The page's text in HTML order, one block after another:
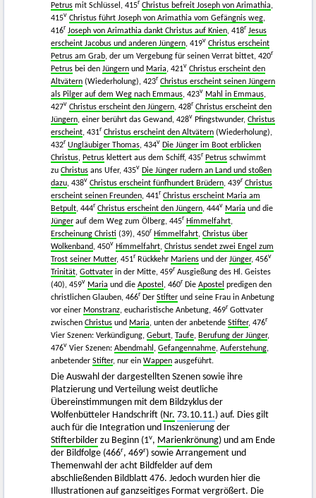
Petrus mit Schlüssel, 415r Christus befreit Joseph von Arimathia,
415v Christus führt Joseph von Arimathia vom Gefängnis weg,
416r Joseph von Arimathia dankt Christus auf Knien, 418r Jesus
erscheint Jacobus und anderen Jüngern, 419v Christus erscheint
Petrus am Grab, der um Vergebung für seinen Verrat bittet, 420r
Petrus bei den Jüngern und Maria, 421v Christus erscheint den
Altvätern (Wiederholung), 423r Christus erscheint seinen Jüngern
als Pilger auf dem Weg nach Emmaus, 423v Mahl in Emmaus,
427v Christus erscheint den Jüngern, 428r Christus erscheint den
Jüngern, einer berührt das Gewand, 428v Pfingstwunder, Christus
erscheint, 431r Christus erscheint den Altvätern (Wiederholung),
432r Ungläubiger Thomas, 434v Die Jünger im Boot erblicken
Christus, Petrus klettert aus dem Schiff, 435r Petrus schwimmt
zu Christus ans Ufer, 435v Die Jünger rudern an Land und stoßen
dazu, 438v Christus erscheint fünfhundert Brüdern, 439r Christus
erscheint seinen Freunden, 441r Christus erscheint Maria am
Betpult, 444r Christus erscheint den Jüngern, 444v Maria und die
Jünger auf dem Weg zum Ölberg, 445r Himmelfahrt,
Erscheinung Christi (39), 450r Himmelfahrt, Christus über
Wolkenband, 450v Himmelfahrt, Christus sendet zwei Engel zum
Trost seiner Mutter, 451r Rückkehr Mariens und der Jünger, 456v
Trinität, Gottvater in der Mitte, 459r Ausgießung des Hl. Geistes
(40), 459v Maria und die Apostel , 460r Die Apostel predigen den
christlichen Glauben, 466r Der Stifter und seine Frau in Anbetung
vor einer Monstranz, eucharistische Anbetung, 469r Gottvater
zwischen Christus und Maria, unten der anbetende Stifter, 476r
Vier Szenen: Verkündigung, Geburt, Taufe, Berufung der Jünger,
476v Vier Szenen: Abendmahl , Gefangennahme, Auferstehung,
anbetender Stifter, nur ein Wappen ausgeführt.
Die Auswahl der dargestellten Szenen sowie ihre
Platzierung und Verteilung weist deutliche
Übereinstimmungen mit dem Bildzyklus der
Wolfenbütteler Handschrift (Nr. 73.10.11.) auf. Dies gilt
auch für die Integration und Inszenierung der
Stifterbilder zu Beginn (1v, Marienkrönung) und am Ende
der Bildfolge (466r, 469r) sowie Arrangement und
Themenwahl der acht Bildfelder auf dem
abschließenden Bildblatt 476. Jedoch wurden hier die
Illustrationen auf ganzseitiges Format vergrößert. Die